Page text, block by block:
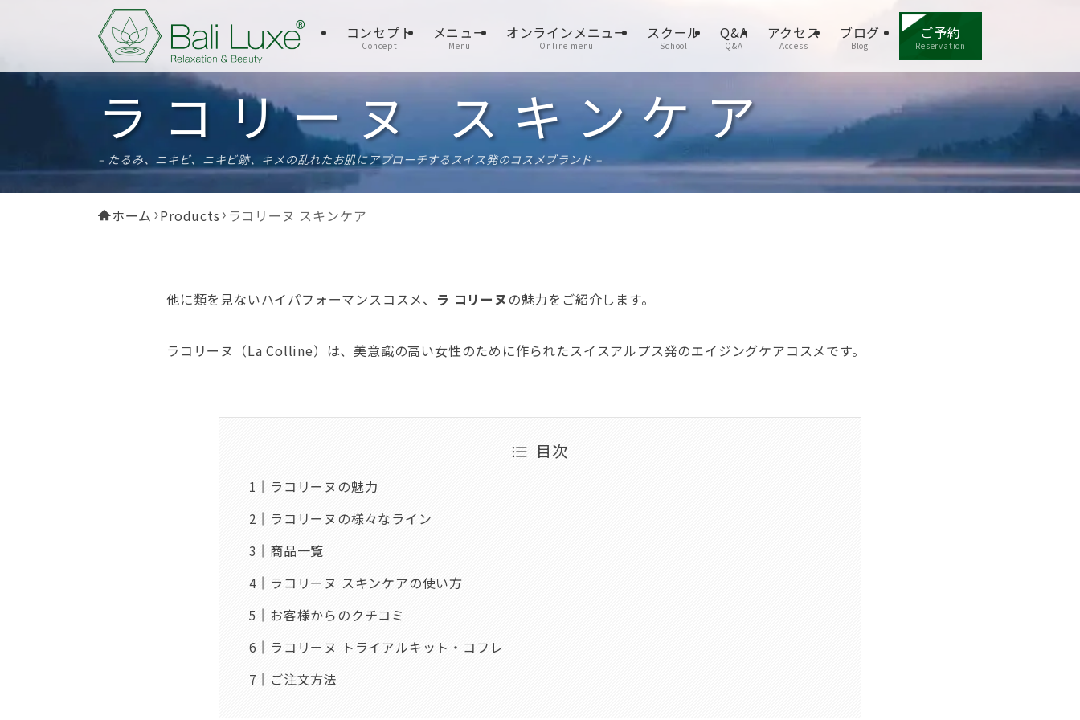
コンセプト
Concept
メニュー
Menu
オンラインメニュー
Online menu
スクール
School
Q&A
Q&A
アクセス
Access
ブログ
Blog
ご予約
Reservation
ラコリーヌ スキンケア
– たるみ、ニキビ、ニキビ跡、キメの乱れたお肌にアプローチするスイス発のコスメブランド –
ホーム Products ラコリーヌ スキンケア
他に類を見ないハイパフォーマンスコスメ、 ラ コリーヌ の魅力をご紹介します。
ラコリーヌ（La Colline）は、美意識の高い女性のために作られたスイスアルプス発のエイジングケアコスメです。
目次
ラコリーヌの魅力
ラコリーヌの様々なライン
商品一覧
ラコリーヌ スキンケアの使い方
お客様からのクチコミ
ラコリーヌ トライアルキット・コフレ
ご注文方法